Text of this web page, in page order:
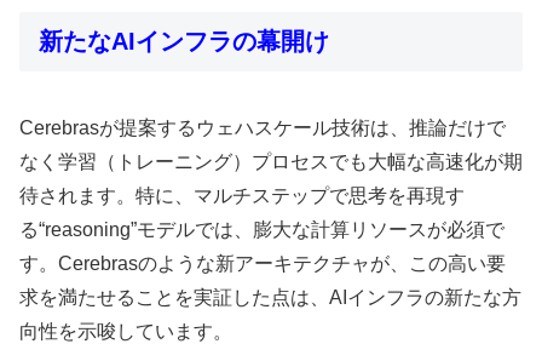
新たなAIインフラの幕開け
Cerebrasが提案するウェハスケール技術は、推論だけで
なく学習（トレーニング）プロセスでも大幅な高速化が期
待されます。特に、マルチステップで思考を再現す
る“reasoning”モデルでは、膨大な計算リソースが必須で
す。Cerebrasのような新アーキテクチャが、この高い要
求を満たせることを実証した点は、AIインフラの新たな方
向性を示唆しています。